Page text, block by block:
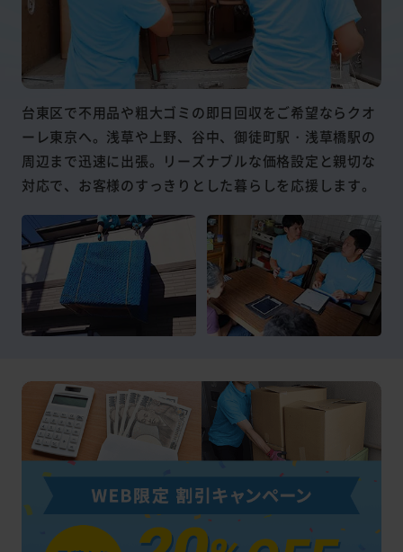
台東区で不用品や粗大ゴミの即日回収をご希望ならクオ
ーレ東京へ。浅草や上野、谷中、御徒町駅・浅草橋駅の
周辺まで迅速に出張。リーズナブルな価格設定と親切な
対応で、お客様のすっきりとした暮らしを応援します。